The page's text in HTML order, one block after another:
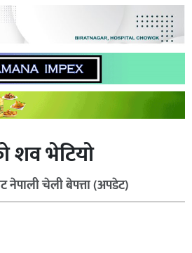
शव भेटियो
नेपाली चेली बेपत्ता (अपडेट)